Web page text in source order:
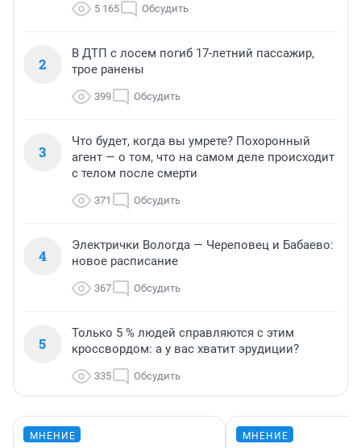
5 165 Обсудить
2
В ДТП с лосем погиб 17-летний пассажир,
трое ранены
399 Обсудить
3
Что будет, когда вы умрете? Похоронный
агент — о том, что на самом деле происходит
с телом после смерти
371 Обсудить
4
Электрички Вологда — Череповец и Бабаево:
новое расписание
367 Обсудить
5
Только 5 % людей справляются с этим
кроссвордом: а у вас хватит эрудиции?
335 Обсудить
МНЕНИЕ МНЕНИЕ